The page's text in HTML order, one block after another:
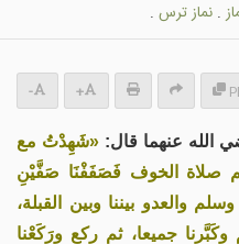
. نماز ترس .
+
-
الله عنهما قال: «شَهِدْتُ مع
صلاة الخوف فَصَفَفْنَا صَفَّيْنِ
والعدو بيننا وبين القبلة،
جميعا، ثم ركع ورَكَعْنا